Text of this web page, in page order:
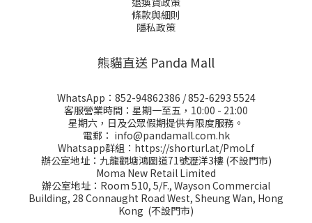
條款與細則
隱私政策
熊貓直送 Panda Mall
WhatsApp： 852-94862386 /852-6293 5524
客服營業時間：星期一至五，10:00 - 21:00
星期六，日及公眾假期提供有限度服務。
電郵： info@pandamall.com.hk
Whatsapp群組： https://shorturl.at/PmoLf
辦公室地址：九龍觀塘鴻圖道71號瀝洋3樓 (不設門市)
Moma New Retail Limited
辦公室地址：Room 510, 5/F., Wayson Commercial
Building, 28 Connaught Road West, Sheung Wan, Hong
Kong (不設門市)